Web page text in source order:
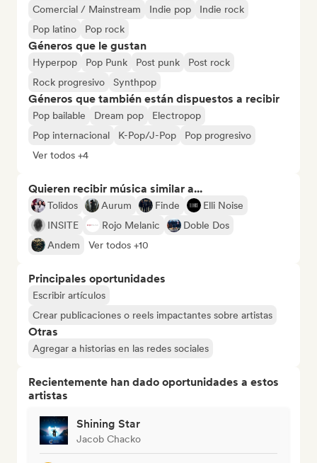
Comercial / Mainstream Indie pop
Indie rock
Pop latino
Pop rock
Géneros que le gustan
Hyperpop Pop Punk Post punk
Post rock
Rock progresivo
Synthpop
Géneros que también están dispuestos a recibir
Pop bailable Dream pop
Electropop
Pop internacional
K-Pop/J-Pop
Pop progresivo
Ver todos +4
Quieren recibir música similar a...
Tolidos Aurum Finde
Elli Noise
INSITE
Rojo Melanic
Doble Dos
Andem
Ver todos +10
Principales oportunidades
Escribir artículos
Crear publicaciones o reels impactantes sobre artistas
Otras
Agregar a historias en las redes sociales
Recientemente han dado oportunidades a estos
artistas
Shining Star
Jacob Chacko